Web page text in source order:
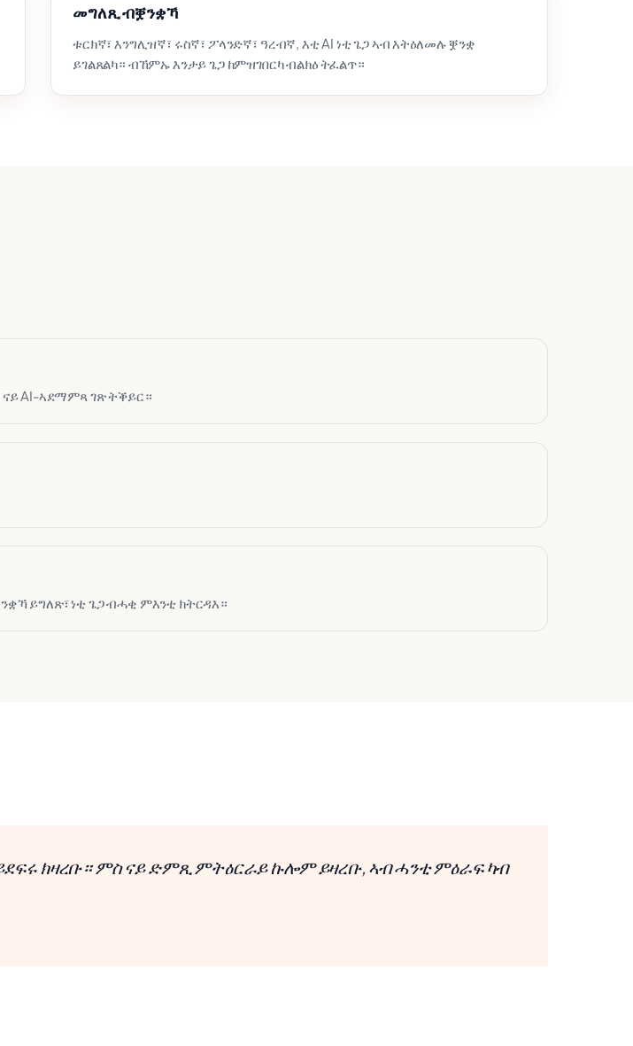
መግለጺ ብቛንቋኻ
ቱርክኛ፣ እንግሊዝኛ፣ ሩስኛ፣ ፖላንድኛ፣ ዓረብኛ, እቲ AI ነቲ ጌጋ ኣብ እትዕለመሉ ቛንቋ
ይገልጸልካ። ብኸምኡ እንታይ ጌጋ ከምዝገበርካ ብልክዕ ትፈልጥ።
ናይ AI-ኣደማምጻ ገጽ ትቕይር።
ይግለጽ፣ ነቲ ጌጋ ብሓቂ ምእንቲ ክትርዳእ።
ክዛረቡ። ምስ ናይ ድምጺ ምትዕርራይ ኩሎም ይዛረቡ, ኣብ ሓንቲ ምዕራፍ ካብ